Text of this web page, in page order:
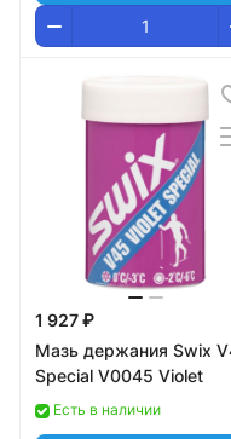
1 927 ₽
Мазь держания Swix
Special V0045 Violet
Есть в наличии